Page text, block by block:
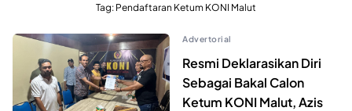
Tag: Pendaftaran Ketum KONI Malut
Advertorial
Resmi Deklarasikan Diri
Sebagai Bakal Calon
Ketum KONI Malut, Azis